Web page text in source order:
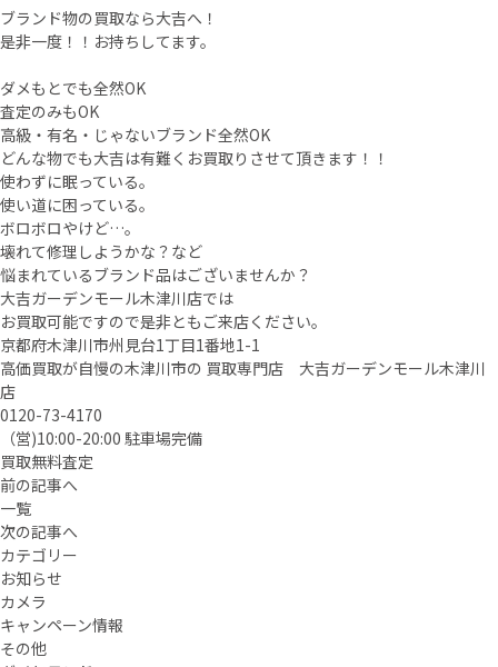
ブランド物の買取なら大吉へ！
是非一度！！お持ちしてます。
ダメもとでも全然OK
査定のみもOK
高級・有名・じゃないブランド全然OK
どんな物でも大吉は有難くお買取りさせて頂きます！！
使わずに眠っている。
使い道に困っている。
ボロボロやけど…。
壊れて修理しようかな？など
悩まれているブランド品はございませんか？
大吉ガーデンモール木津川店では
お買取可能ですので是非ともご来店ください。
京都府木津川市州見台1丁目1番地1-1
高価買取が自慢の木津川市の 買取専門店 大吉ガーデンモール木津川
店
0120-73-4170
（営)10:00-20:00 駐車場完備
買取無料査定
前の記事へ
一覧
次の記事へ
カテゴリー
お知らせ
カメラ
キャンペーン情報
その他